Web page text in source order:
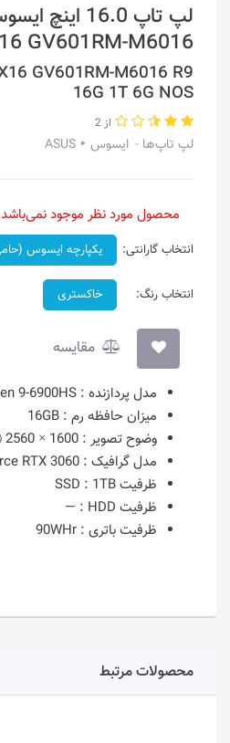
GV601RM-M6016
GV601RM-M6016 R9
16G 1T 6G NOS
از 2
لپ تاپ‌ها ایسوس ‣ ASUS
محصول مورد نظر موجود
انتخاب گارانتی: یکپارچه ایسوس
انتخاب رنگ: خاکستری
مقایسه
مدل پردازنده : 9-6900HS
میزان حافظه رم : 16GB
وضوح تصویر : 1600 × 2560 @ WQXGA
مدل گرافیک : RTX 3060
ظرفیت SSD :1TB
ظرفیت HDD :
—
ظرفیت باتری : 90WHr
محصولات مرتبط